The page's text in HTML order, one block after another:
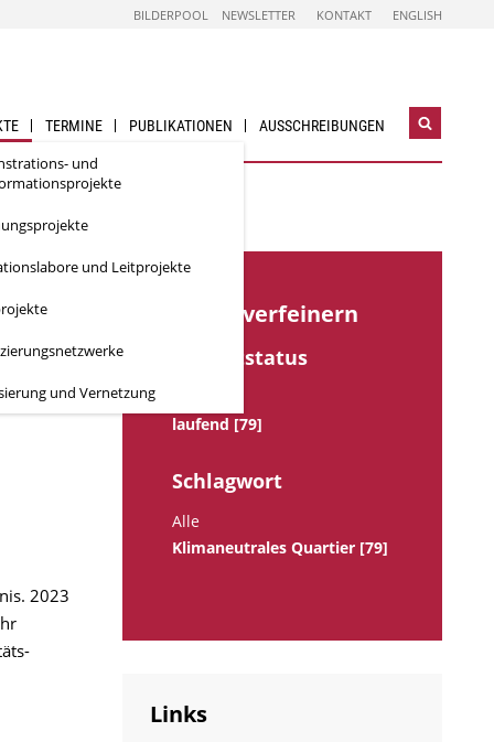
BILDERPOOL NEWSLETTER KONTAKT ENGLISH
und
und Leitprojekte
und Vernetzung
TERMINE PUBLIKATIONEN AUSSCHREIBUNGEN
2023
Suche verfeinern
Projektstatus
laufend [79]
Schlagwort
Alle
Klimaneutrales Quartier [79]
Links